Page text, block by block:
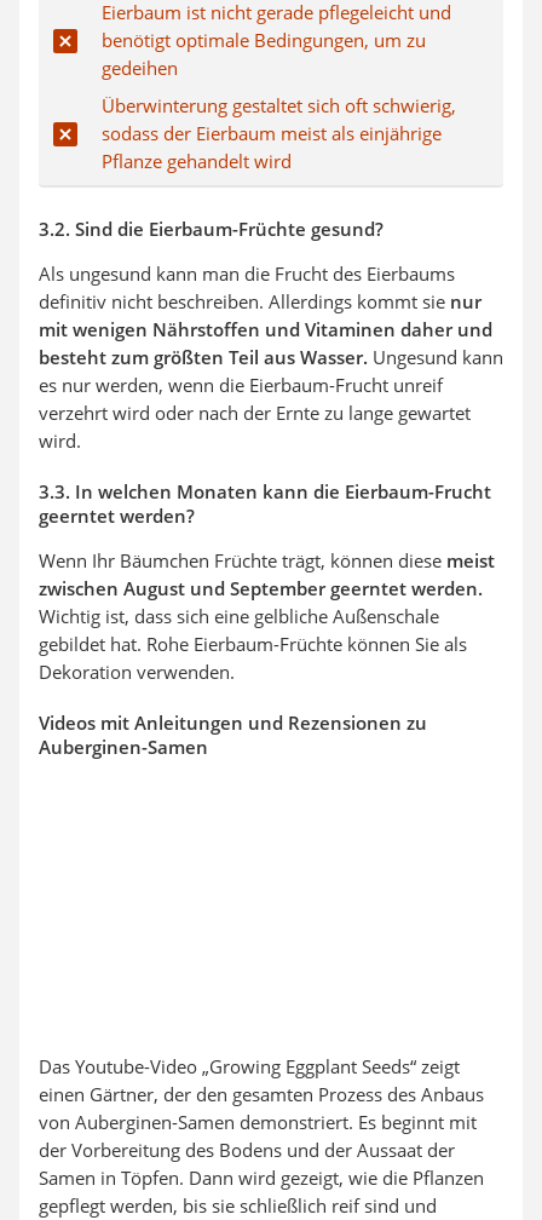
Eierbaum ist nicht gerade pflegeleicht und
benötigt optimale Bedingungen, um zu
gedeihen
Überwinterung gestaltet sich oft schwierig,
sodass der Eierbaum meist als einjährige
Pflanze gehandelt wird
3.2. Sind die Eierbaum-Früchte gesund?
Als ungesund kann man die Frucht des Eierbaums
definitiv nicht beschreiben. Allerdings kommt sie nur
mit wenigen Nährstoffen und Vitaminen daher und
besteht zum größten Teil aus Wasser. Ungesund kann
es nur werden, wenn die Eierbaum-Frucht unreif
verzehrt wird oder nach der Ernte zu lange gewartet
wird.
3.3. In welchen Monaten kann die Eierbaum-Frucht
geerntet werden?
Wenn Ihr Bäumchen Früchte trägt, können diese meist
zwischen August und September geerntet werden.
Wichtig ist, dass sich eine gelbliche Außenschale
gebildet hat. Rohe Eierbaum-Früchte können Sie als
Dekoration verwenden.
Videos mit Anleitungen und Rezensionen zu
Auberginen-Samen
Das Youtube-Video „Growing Eggplant Seeds“ zeigt
einen Gärtner, der den gesamten Prozess des Anbaus
von Auberginen-Samen demonstriert. Es beginnt mit
der Vorbereitung des Bodens und der Aussaat der
Samen in Töpfen. Dann wird gezeigt, wie die Pflanzen
gepflegt werden, bis sie schließlich reif sind und